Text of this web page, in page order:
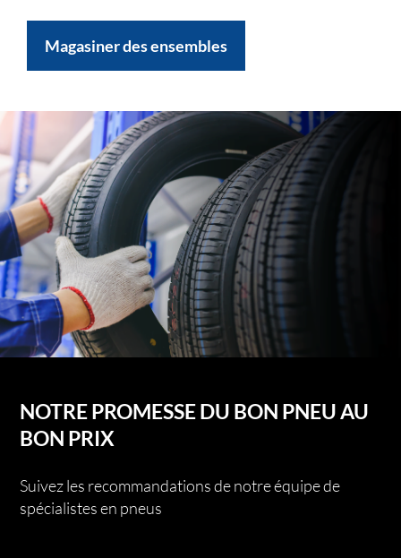
Magasiner des ensembles
NOTRE PROMESSE DU BON PNEU AU
BON PRIX
Suivez les recommandations de notre équipe de
spécialistes en pneus